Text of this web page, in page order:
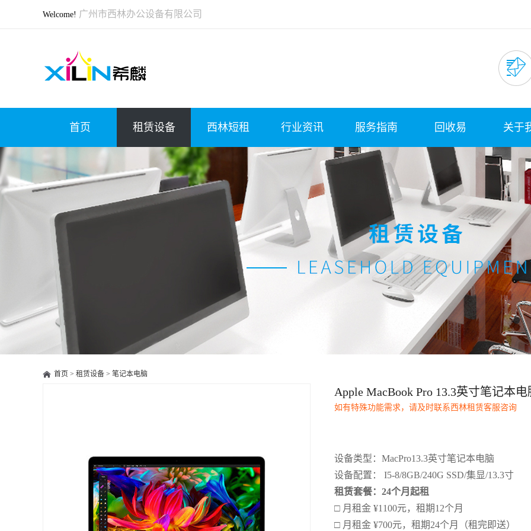
Welcome! 广州市西林办公设备有限公司
首页 租赁设备 西林短租 行业资讯 服务指南 回收易 关于
首页 > 租赁设备 > 笔记本电脑
Apple MacBook Pro 13.3英寸笔记本电
如有特殊功能需求，请及时联系西林租赁客服咨询
设备类型：MacPro13.3英寸笔记本电脑
设备配置： I5-8/8GB/240G SSD/集显/13.3寸
租赁套餐：24个月起租
□ 月租金 ¥1100元，租期12个月
□ 月租金 ¥700元，租期24个月（租完即送）